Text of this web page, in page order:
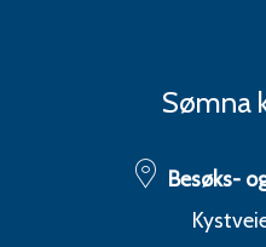
Sømna
Besøks-